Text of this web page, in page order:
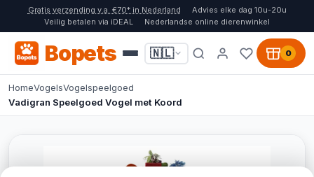
Gratis verzending v.a. €70* in Nederland
Advies elke dag 10u-20u
Veilig betalen via iDEAL
Nederlandse online dierenwinkel
Bopets 🇳🇱 0
HomeVogelsVogelspeelgoed
Vadigran Speelgoed Vogel met Koord